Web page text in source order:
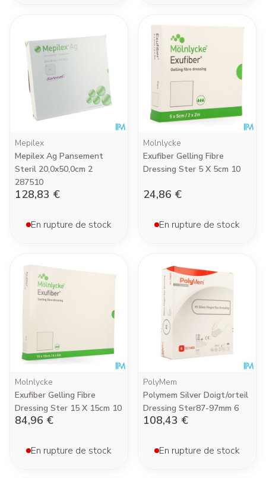
Mepilex
Mepilex Ag Pansement
Steril 20,0x50,0cm 2
287510
128,83 €
En rupture de stock
Molnlycke
Exufiber Gelling Fibre
Dressing Ster 5 X 5cm 10
24,86 €
En rupture de stock
Molnlycke
Exufiber Gelling Fibre
Dressing Ster 15 X 15cm 10
84,96 €
En rupture de stock
PolyMem
Polymem Silver Doigt/orteil
Dressing Ster87-97mm 6
108,43 €
En rupture de stock